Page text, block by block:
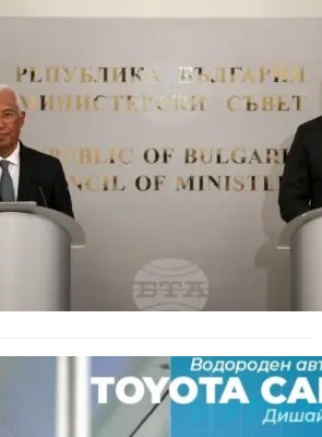
Пазарджик посреща първия
водороден автобус в България